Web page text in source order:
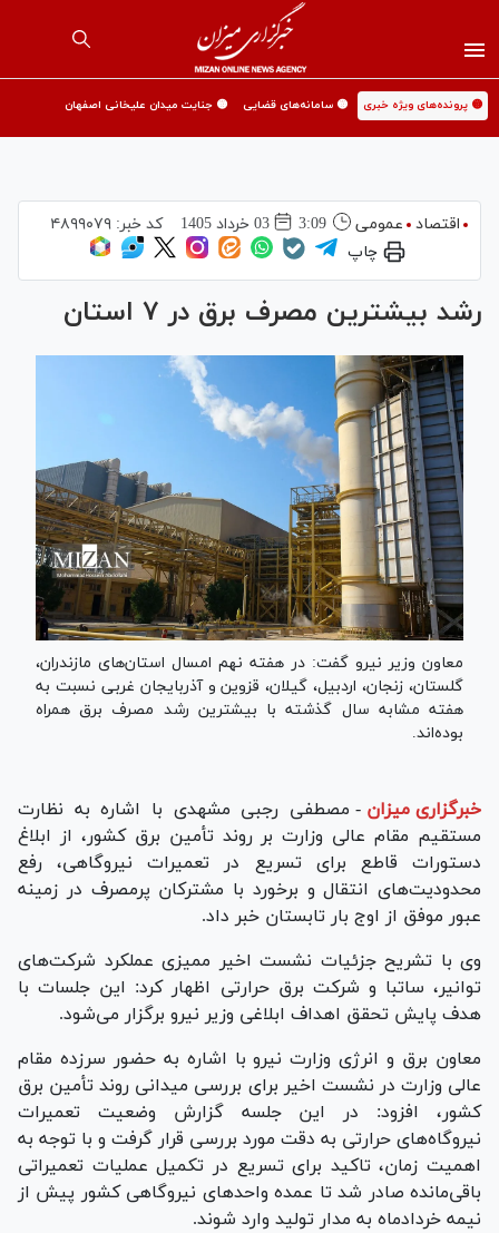
🟡 پرونده‌های ویژه خبری 🟡 سامانه‌های قضایی 🟡 جنایت میدان علیخانی اصفهان
اقتصاد عمومی 3:09 03 خرداد 1405 کد خبر:۴۸۹۹۰۷۹
چاپ
رشد بیشترین مصرف برق در ۷ استان
معاون وزیر نیرو گفت: در هفته نهم امسال استان‌های مازندران،
گلستان، زنجان، اردبیل، گیلان، قزوین و آذربایجان غربی نسبت به
هفته مشابه سال گذشته با بیشترین رشد مصرف برق همراه
بوده‌اند.
خبرگزاری میزان - مصطفی رجبی مشهدی با اشاره به نظارت
مستقیم مقام عالی وزارت بر روند تأمین برق کشور، از ابلاغ
دستورات قاطع برای تسریع در تعمیرات نیروگاهی، رفع
محدودیت‌های انتقال و برخورد با مشترکان پرمصرف در زمینه
عبور موفق از اوج بار تابستان خبر داد.
وی با تشریح جزئیات نشست اخیر ممیزی عملکرد شرکت‌های
توانیر، ساتبا و شرکت برق حرارتی اظهار کرد: این جلسات با
هدف پایش تحقق اهداف ابلاغی وزیر نیرو برگزار می‌شود.
معاون برق و انرژی وزارت نیرو با اشاره به حضور سرزده مقام
عالی وزارت در نشست اخیر برای بررسی میدانی روند تأمین برق
کشور، افزود: در این جلسه گزارش وضعیت تعمیرات
نیروگاه‌های حرارتی به دقت مورد بررسی قرار گرفت و با توجه به
اهمیت زمان، تاکید برای تسریع در تکمیل عملیات تعمیراتی
باقی‌مانده صادر شد تا عمده واحد‌های نیروگاهی کشور پیش از
نیمه خردادماه به مدار تولید وارد شوند.